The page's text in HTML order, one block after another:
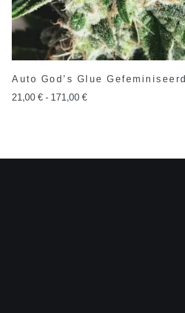
Auto God’s Glue Gefeminiseerd
21,00 € - 171,00 €